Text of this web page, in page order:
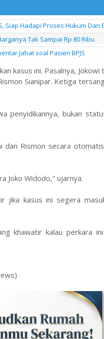
Siap Hadapi Proses Hukum Dan
Tak Sampai Rp 80 Ribu
Jahat soal Pasien BPJS
kasus ini. Pasalnya,
Sianipar. Ketiga
penyidikannya, bukan
dan Rismon secara
Joko Widodo," ujarnya.
jika kasus ini segera
khawatir kalau perkara